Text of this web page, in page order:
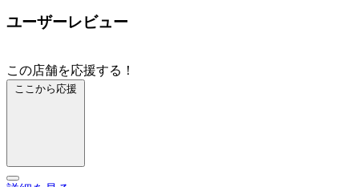
ユーザーレビュー
この店舗を応援する！
ここから応援